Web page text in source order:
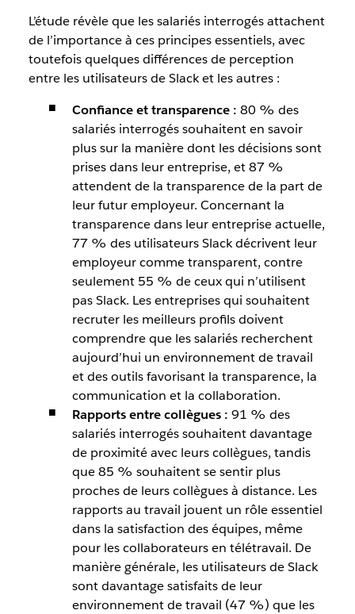
L’étude révèle que les salariés interrogés attachent
de l’importance à ces principes essentiels, avec
toutefois quelques différences de perception
entre les utilisateurs de Slack et les autres :
Confiance et transparence : 80 % des
salariés interrogés souhaitent en savoir
plus sur la manière dont les décisions sont
prises dans leur entreprise, et 87 %
attendent de la transparence de la part de
leur futur employeur. Concernant la
transparence dans leur entreprise actuelle,
77 % des utilisateurs Slack décrivent leur
employeur comme transparent, contre
seulement 55 % de ceux qui n’utilisent
pas Slack. Les entreprises qui souhaitent
recruter les meilleurs profils doivent
comprendre que les salariés recherchent
aujourd’hui un environnement de travail
et des outils favorisant la transparence, la
communication et la collaboration.
Rapports entre collègues : 91 % des
salariés interrogés souhaitent davantage
de proximité avec leurs collègues, tandis
que 85 % souhaitent se sentir plus
proches de leurs collègues à distance. Les
rapports au travail jouent un rôle essentiel
dans la satisfaction des équipes, même
pour les collaborateurs en télétravail. De
manière générale, les utilisateurs de Slack
sont davantage satisfaits de leur
environnement de travail (47 %) que les